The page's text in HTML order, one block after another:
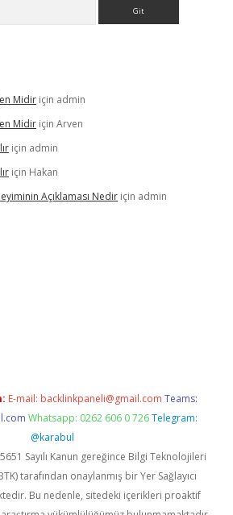
Midir için admin
Midir için Arven
için admin
için Hakan
Açıklaması Nedir için admin
E-mail: backlinkpaneli@gmail.com Teams:
Whatsapp: 0262 606 0 726 Telegram:
@karabul
Sayılı Kanun gereğince Bilgi Teknolojileri
tarafından onaylanmış bir Yer Sağlayıcı
Bu nedenle, sitedeki içerikleri proaktif